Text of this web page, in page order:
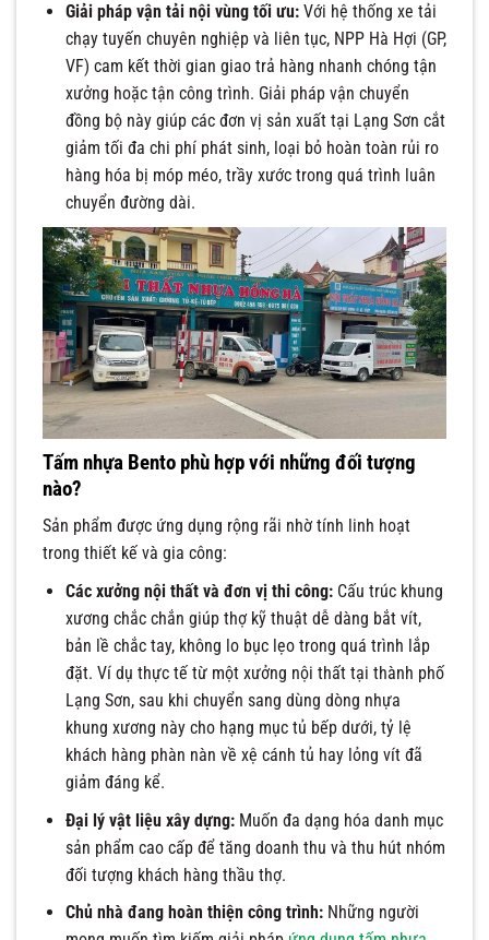
Giải pháp vận tải nội vùng tối ưu:Với hệ thống xe tải
chạy tuyến chuyên nghiệp và liên tục, NPP Hà Hợi (GP,
VF) cam kết thời gian giao trả hàng nhanh chóng tận
xưởng hoặc tận công trình. Giải pháp vận chuyển
đồng bộ này giúp các đơn vị sản xuất tại Lạng Sơn cắt
giảm tối đa chi phí phát sinh, loại bỏ hoàn toàn rủi ro
hàng hóa bị móp méo, trầy xước trong quá trình luân
chuyển đường dài.
Tấm nhựa Bento phù hợp với những đối tượng
nào?
Sản phẩm được ứng dụng rộng rãi nhờ tính linh hoạt
trong thiết kế và gia công:
Các xưởng nội thất và đơn vị thi công:Cấu trúc khung
xương chắc chắn giúp thợ kỹ thuật dễ dàng bắt vít,
bản lề chắc tay, không lo bục lẹo trong quá trình lắp
đặt. Ví dụ thực tế từ một xưởng nội thất tại thành phố
Lạng Sơn, sau khi chuyển sang dùng dòng nhựa
khung xương này cho hạng mục tủ bếp dưới, tỷ lệ
khách hàng phàn nàn về xệ cánh tủ hay lỏng vít đã
giảm đáng kể.
Đại lý vật liệu xây dựng:Muốn đa dạng hóa danh mục
sản phẩm cao cấp để tăng doanh thu và thu hút nhóm
đối tượng khách hàng thầu thợ.
Chủ nhà đang hoàn thiện công trình:Những người